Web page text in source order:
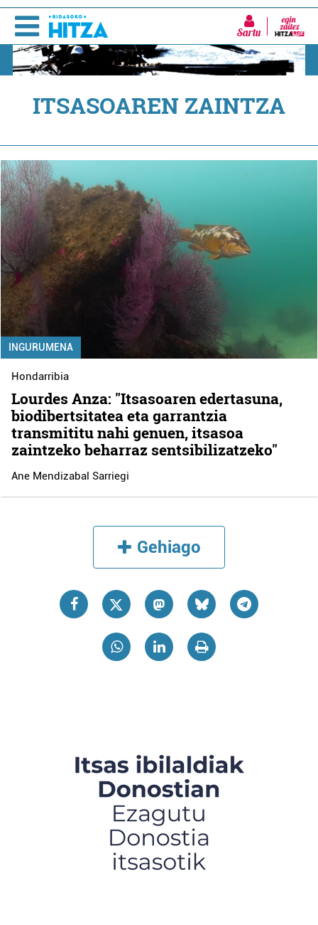
Sartu
ITSASOAREN ZAINTZA
INGURUMENA
Hondarribia
Lourdes Anza: "Itsasoaren edertasuna,
biodibertsitatea eta garrantzia
transmititu nahi genuen, itsasoa
zaintzeko beharraz sentsibilizatzeko"
Ane Mendizabal Sarriegi
Gehiago